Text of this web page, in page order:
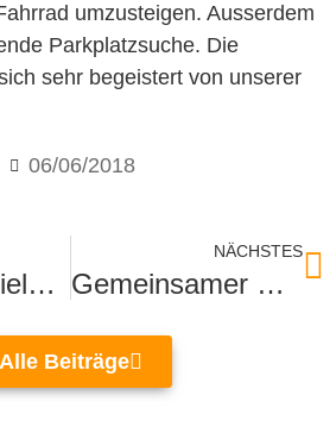
umzusteigen. Ausserdem
Parkplatzsuche. Die
sehr begeistert von unserer
06/06/2018
Pfingstfestspiele waren großer Erfolg
NÄCHSTES
Gemeinsamer Betriebsausflug
Alle Beiträge